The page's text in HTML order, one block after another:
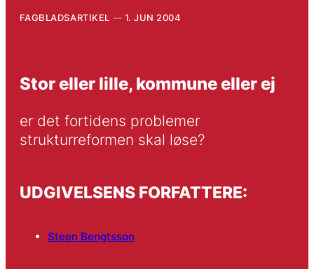
FAGBLADSARTIKEL 1. JUN 2004
Stor eller lille, kommune eller ej
er det fortidens problemer
strukturreformen skal løse?
UDGIVELSENS FORFATTERE:
Steen Bengtsson